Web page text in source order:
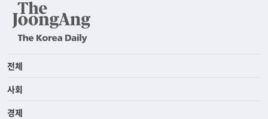
전체
사회
경제